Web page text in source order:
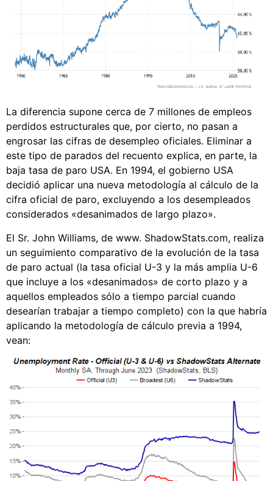
La diferencia supone cerca de 7 millones de empleos
perdidos estructurales que, por cierto, no pasan a
engrosar las cifras de desempleo oficiales. Eliminar a
este tipo de parados del recuento explica, en parte, la
baja tasa de paro USA. En 1994, el gobierno USA
decidió aplicar una nueva metodología al cálculo de la
cifra oficial de paro, excluyendo a los desempleados
considerados «desanimados de largo plazo».
El Sr. John Williams, de www. ShadowStats.com, realiza
un seguimiento comparativo de la evolución de la tasa
de paro actual (la tasa oficial U-3 y la más amplia U-6
que incluye a los «desanimados» de corto plazo y a
aquellos empleados sólo a tiempo parcial cuando
desearían trabajar a tiempo completo) con la que habría
aplicando la metodología de cálculo previa a 1994,
vean: